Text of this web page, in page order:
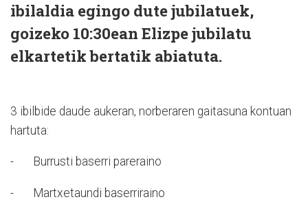
ibilaldia egingo dute jubilatuek,
goizeko 10:30ean Elizpe jubilatu
elkartetik bertatik abiatuta.
3 ibilbide daude aukeran, norberaren gaitasuna kontuan
hartuta:
- Burrusti baserri pareraino
- Martxetaundi baserriraino